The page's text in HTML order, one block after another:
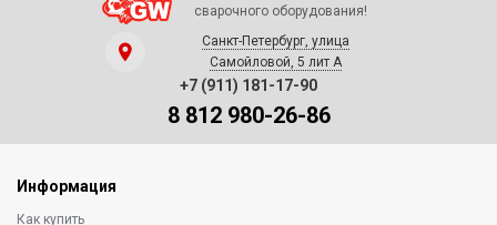
сварочного оборудования!
Санкт-Петербург, улица
Самойловой, 5 лит А
+7 (911) 181-17-90
8 812 980-26-86
Информация
Как купить